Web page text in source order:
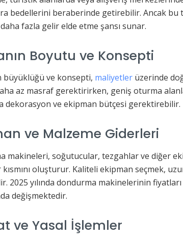
bedellerini beraberinde getirebilir. Ancak
fazla gelir elde etme şansı sunar.
Boyutu ve Konsepti
büyüklüğü ve konsepti, maliyetler üzerinde
az masraf gerektirirken, geniş oturma
dekorasyon ve ekipman bütçesi gerektirebilir.
ve Malzeme Giderleri
makineleri, soğutucular, tezgahlar ve diğer
oluşturur. Kaliteli ekipman seçmek,
2025 yılında dondurma makinelerinin
değişmektedir.
ve Yasal İşlemler